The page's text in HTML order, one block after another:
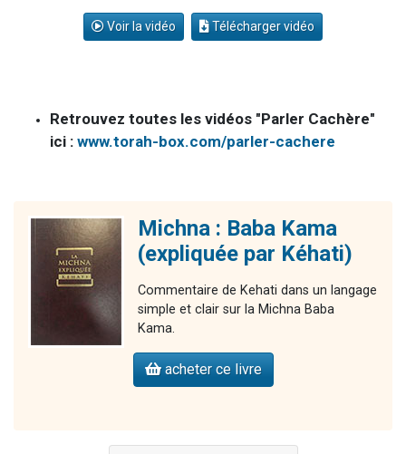
Voir la vidéo Télécharger vidéo
Retrouvez toutes les vidéos "Parler Cachère"
ici : www.torah-box.com/parler-cachere
Michna : Baba Kama
(expliquée par Kéhati)
Commentaire de Kehati dans un langage
simple et clair sur la Michna Baba
Kama.
acheter ce livre